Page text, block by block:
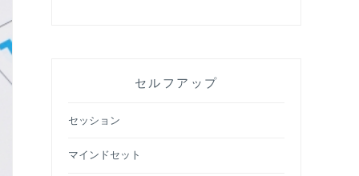
セルフアップ
セッション
マインドセット